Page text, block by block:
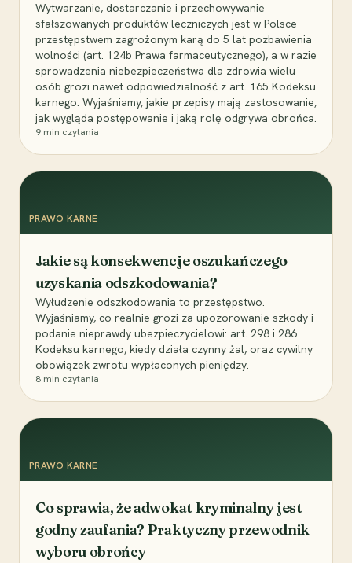
Wytwarzanie, dostarczanie i przechowywanie
sfałszowanych produktów leczniczych jest w Polsce
przestępstwem zagrożonym karą do 5 lat pozbawienia
wolności (art. 124b Prawa farmaceutycznego), a w razie
sprowadzenia niebezpieczeństwa dla zdrowia wielu
osób grozi nawet odpowiedzialność z art. 165 Kodeksu
karnego. Wyjaśniamy, jakie przepisy mają zastosowanie,
jak wygląda postępowanie i jaką rolę odgrywa obrońca.
9 min czytania
PRAWO KARNE
Jakie są konsekwencje oszukańczego
uzyskania odszkodowania?
Wyłudzenie odszkodowania to przestępstwo.
Wyjaśniamy, co realnie grozi za upozorowanie szkody i
podanie nieprawdy ubezpieczycielowi: art. 298 i 286
Kodeksu karnego, kiedy działa czynny żal, oraz cywilny
obowiązek zwrotu wypłaconych pieniędzy.
8 min czytania
PRAWO KARNE
Co sprawia, że adwokat kryminalny jest
godny zaufania? Praktyczny przewodnik
wyboru obrońcy